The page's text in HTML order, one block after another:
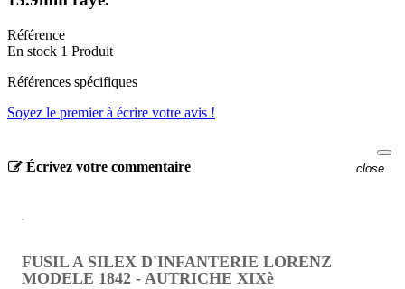
Référence
En stock 1 Produit
Références spécifiques
Soyez le premier à écrire votre avis !
Écrivez votre commentaire close
FUSIL A SILEX D'INFANTERIE LORENZ
MODELE 1842 - AUTRICHE XIXè